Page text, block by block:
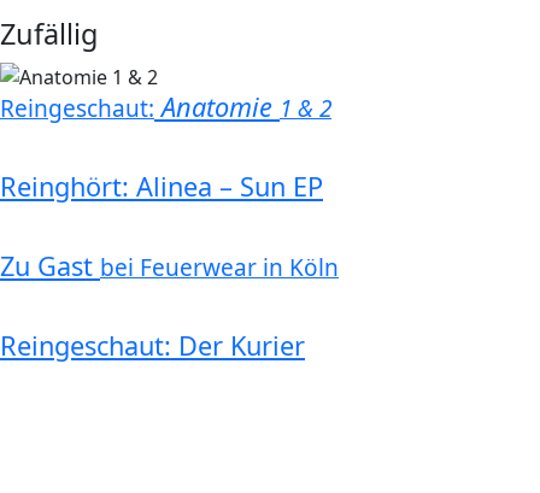
Zufällig
Reingeschaut: Anatomie 1 & 2
Reinghört: Alinea – Sun EP
Zu Gast bei Feuerwear in Köln
Reingeschaut: Der Kurier